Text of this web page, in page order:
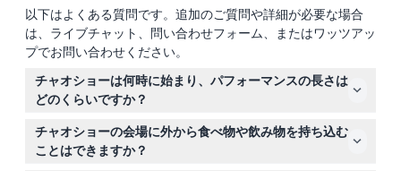
以下はよくある質問です。追加のご質問や詳細が必要な場合
は、ライブチャット、問い合わせフォーム、またはワッツアッ
プでお問い合わせください。
チャオショーは何時に始まり、パフォーマンスの長さは
どのくらいですか？
ホーチミン市で開催されるチャオショーは毎日午後7時に
始まり、約2時間続きます（変更される場合がありますの
で、ご予約時にご確認ください）。
チャオショーの会場に外から食べ物や飲み物を持ち込む
ことはできますか？